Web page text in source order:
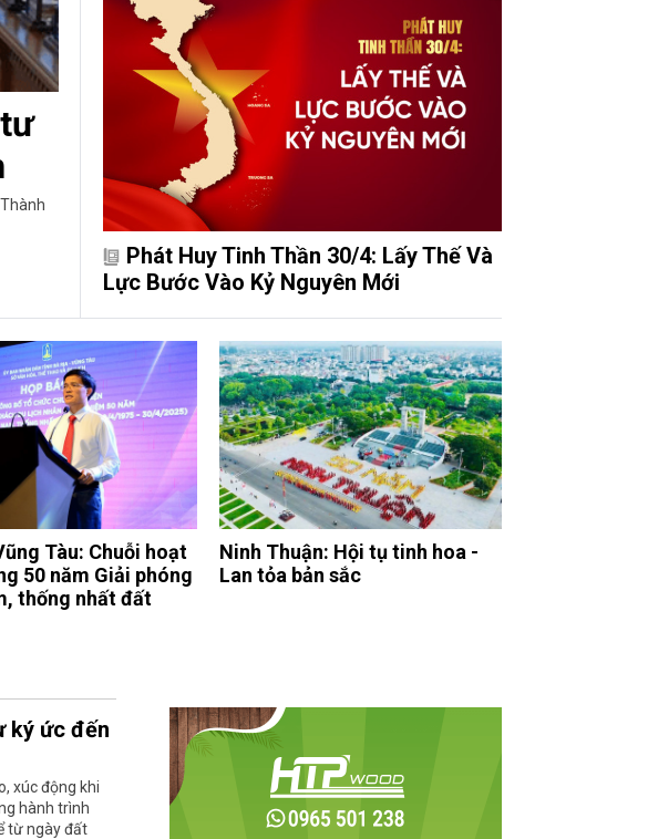
Phát Huy Tinh Thần 30/4: Lấy Thế Và
Lực Bước Vào Kỷ Nguyên Mới
Tàu: Chuỗi hoạt
50 năm Giải phóng
thống nhất đất
Ninh Thuận: Hội tụ tinh hoa -
Lan tỏa bản sắc
ký ức đến
xúc động khi
hành trình
từ ngày đất